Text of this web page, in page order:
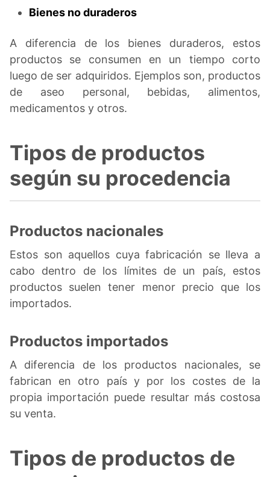
Bienes no duraderos
A diferencia de los bienes duraderos, estos
productos se consumen en un tiempo corto
luego de ser adquiridos. Ejemplos son, productos
de aseo personal, bebidas, alimentos,
medicamentos y otros.
Tipos de productos
según su procedencia
Productos nacionales
Estos son aquellos cuya fabricación se lleva a
cabo dentro de los límites de un país, estos
productos suelen tener menor precio que los
importados.
Productos importados
A diferencia de los productos nacionales, se
fabrican en otro país y por los costes de la
propia importación puede resultar más costosa
su venta.
Tipos de productos de